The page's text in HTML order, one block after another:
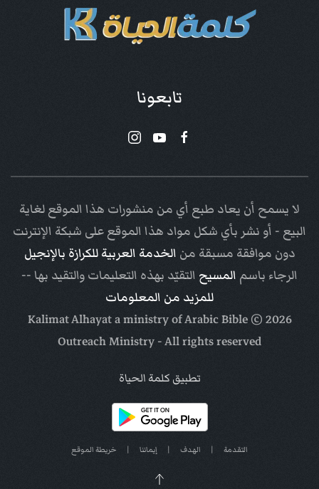
تابعونا
لا يسمح أن يعاد طبع أي من منشورات هذا الموقع لغاية
البيع - أو نشر بأي شكل مواد هذا الموقع على شبكة الإنترنت
دون موافقة مسبقة من الخدمة العربية للكرازة بالإنجيل
الرجاء باسم المسيح التقيّد بهذه التعليمات والتقيد بها --
للمزيد من المعلومات
2026
© Kalimat Alhayat a ministry of
Arabic Bible
Outreach Ministry- All rights reserved
تطبيق كلمة الحياة
التقدمة | الهدف | إيماننا | خريطة الموقع